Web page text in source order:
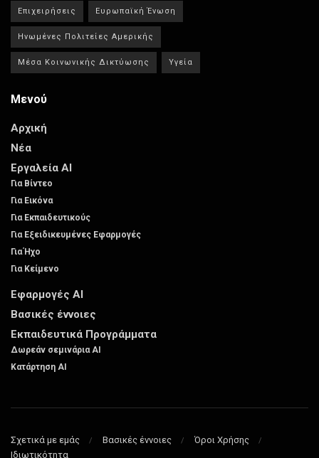
Επιχειρήσεις Ευρωπαϊκή Ένωση
Ηνωμένες Πολιτείες Αμερικής
Μέσα Κοινωνικής Δικτύωσης Υγεία
Μενού
Αρχική
Νέα
Εργαλεία AI
Για Βίντεο
Για Εικόνα
Για Εκπαιδευτικούς
Για Εξειδικευμένες Εφαρμογές
Για Ήχο
Για Κείμενο
Εφαρμογές AI
Βασικές έννοιες
Εκπαιδευτικά Προγράμματα
Δωρεάν σεμινάρια AI
Κατάρτηση AI
Σχετικά με εμάς Βασικές έννοιες
Όροι Χρήσης
Ιδιωτικότητα